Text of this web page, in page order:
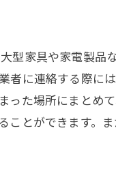
型家具や家電製品
者に連絡する際に
った場所にまとめ
ことができます。